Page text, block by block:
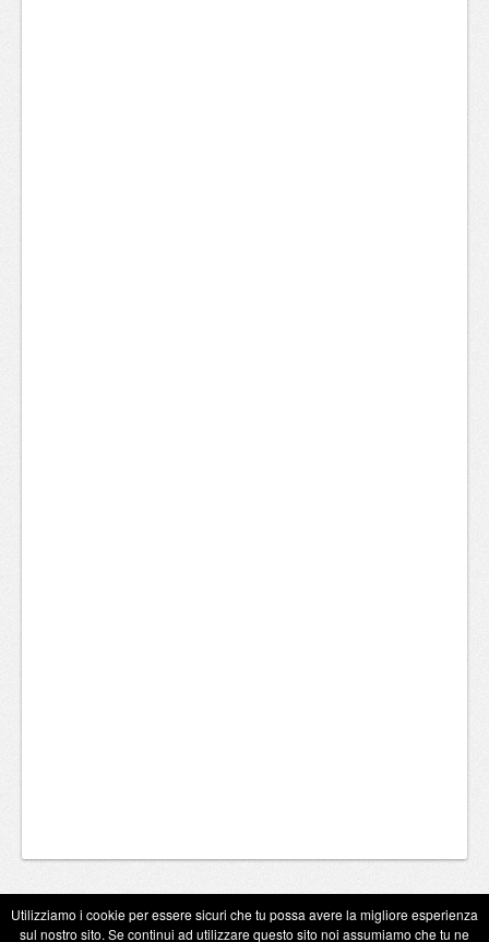
Copyright Eugenio Guarini 2026
Utilizziamo i cookie per essere sicuri che tu possa avere la migliore esperienza
sul nostro sito. Se continui ad utilizzare questo sito noi assumiamo che tu ne